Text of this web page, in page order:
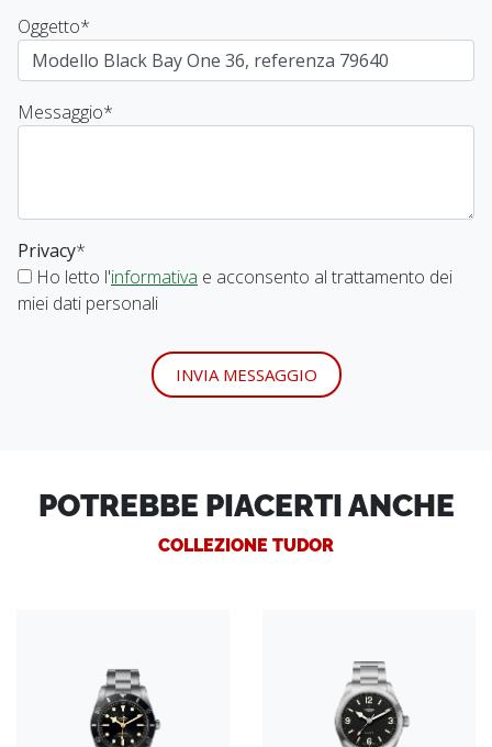
Oggetto*
Messaggio*
Privacy*
Ho letto l'informativa e acconsento al trattamento dei
miei dati personali
INVIA MESSAGGIO
POTREBBE PIACERTI ANCHE
COLLEZIONE TUDOR